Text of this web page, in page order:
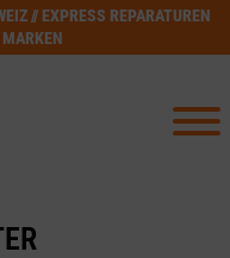
// EXPRESS REPARATUREN